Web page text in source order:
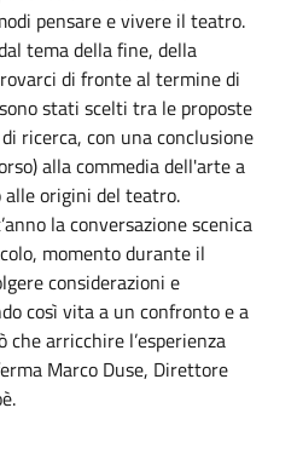
pensare e vivere il teatro.
tema della fine, della
di fronte al termine di
stati scelti tra le proposte
ricerca, con una conclusione
alla commedia dell'arte a
origini del teatro.
la conversazione scenica
momento durante il
considerazioni e
così vita a un confronto e a
che arricchire l’esperienza
Marco Duse, Direttore